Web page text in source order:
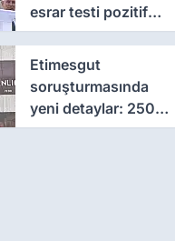
esrar testi pozitif
çıktı
Etimesgut
soruşturmasında
yeni detaylar: 250
milyon liralık rüşvet